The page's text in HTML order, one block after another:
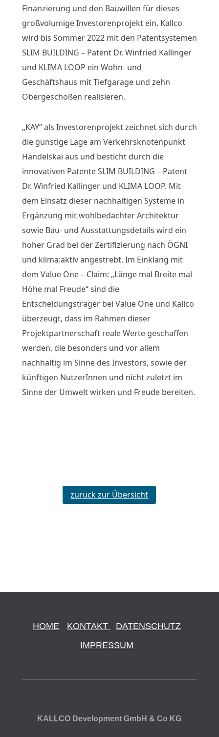
Finanzierung und den Bauwillen für dieses
großvolumige Investorenprojekt ein. Kallco
wird bis Sommer 2022 mit den Patentsystemen
SLIM BUILDING – Patent Dr. Winfried Kallinger
und KLIMA LOOP ein Wohn- und
Geschäftshaus mit Tiefgarage und zehn
Obergeschoßen realisieren.
„KAY“ als Investorenprojekt zeichnet sich durch
die günstige Lage am Verkehrsknotenpunkt
Handelskai aus und besticht durch die
innovativen Patente SLIM BUILDING – Patent
Dr. Winfried Kallinger und KLIMA LOOP. Mit
dem Einsatz dieser nachhaltigen Systeme in
Ergänzung mit wohlbedachter Architektur
sowie Bau- und Ausstattungsdetails wird ein
hoher Grad bei der Zertifizierung nach ÖGNI
und klima:aktiv angestrebt. Im Einklang mit
dem Value One – Claim: „Länge mal Breite mal
Höhe mal Freude“ sind die
Entscheidungsträger bei Value One und Kallco
überzeugt, dass im Rahmen dieser
Projektpartnerschaft reale Werte geschaffen
werden, die besonders und vor allem
nachhaltig im Sinne des Investors, sowie der
künftigen NutzerInnen und nicht zuletzt im
Sinne der Umwelt wirken und Freude bereiten.
zurück zur Übersicht
HOME KONTAKT
DATENSCHUTZ
IMPRESSUM
KALLCO Development GmbH & Co KG